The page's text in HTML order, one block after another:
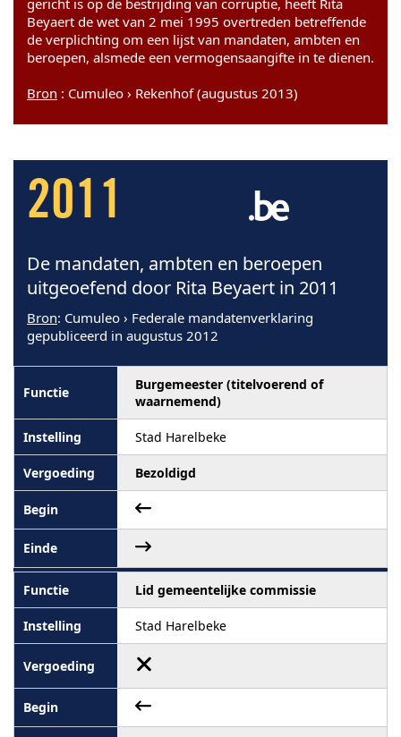
Beyaert de wet van 2 mei 1995 overtreden betreffende
de verplichting om een lijst van mandaten, ambten en
beroepen, alsmede een vermogensaangifte in te dienen.
Bron : Cumuleo › Rekenhof (augustus 2013)
2011
De mandaten, ambten en beroepen
uitgeoefend door Rita Beyaert in 2011
Bron: Cumuleo › Federale mandatenverklaring
gepubliceerd in augustus 2012
Burgemeester (titelvoerend of
waarnemend)
Stad Harelbeke
Bezoldigd
Lid gemeentelijke commissie
Stad Harelbeke